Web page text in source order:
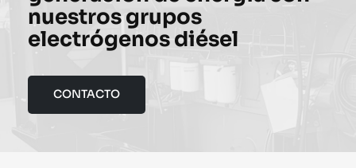
nuestros grupos
electrógenos diésel
CONTACTO